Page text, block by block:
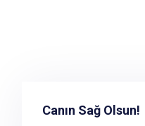
Toplanma
Canın Sağ Olsun!